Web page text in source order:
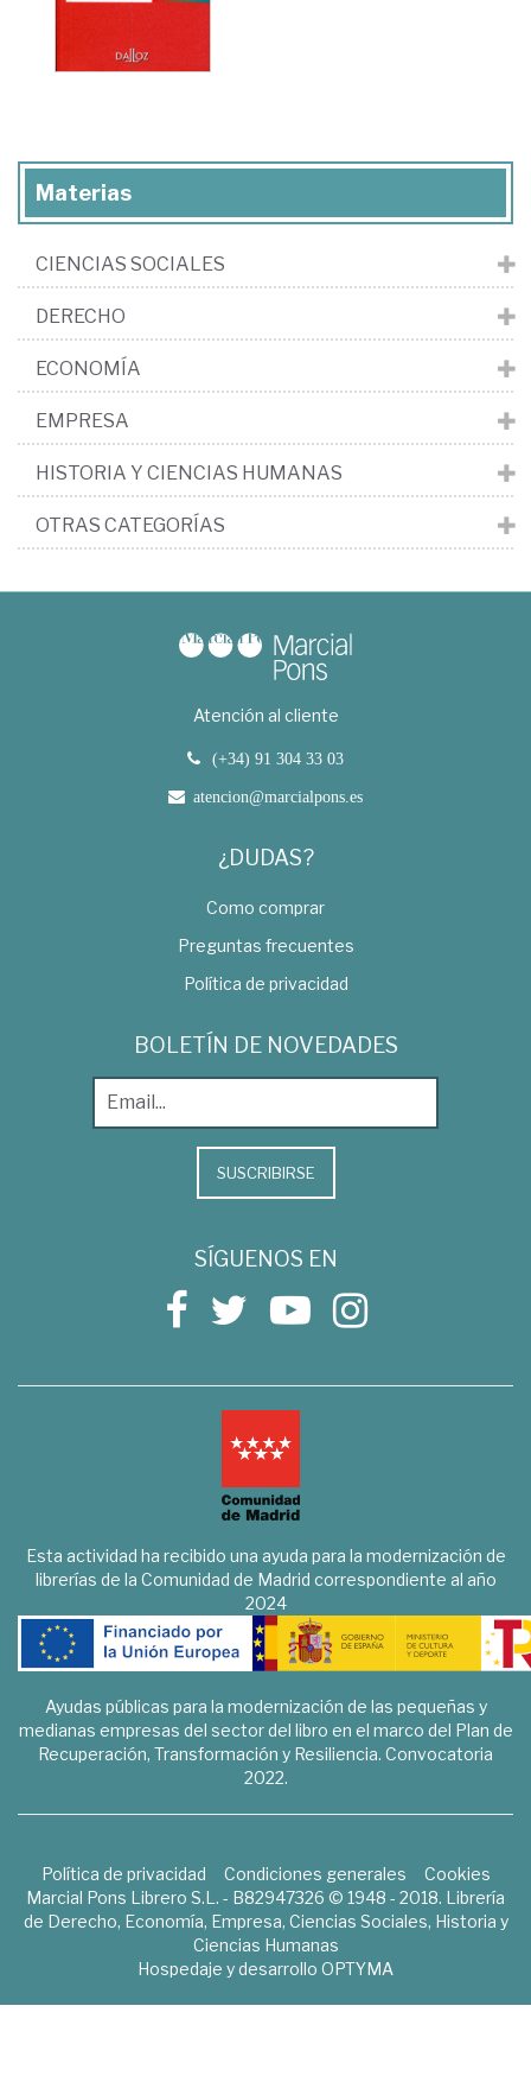
Materias
CIENCIAS SOCIALES
DERECHO
ECONOMÍA
EMPRESA
HISTORIA Y CIENCIAS HUMANAS
OTRAS CATEGORÍAS
Atención al cliente
(+34) 91 304 33 03
atencion@marcialpons.es
¿DUDAS?
Como comprar
Preguntas frecuentes
Política de privacidad
BOLETÍN DE NOVEDADES
SUSCRIBIRSE
SÍGUENOS EN
Esta actividad ha recibido una ayuda para la modernización de
librerías de la Comunidad de Madrid correspondiente al año
2024
Ayudas públicas para la modernización de las pequeñas y
medianas empresas del sector del libro en el marco del Plan de
Recuperación, Transformación y Resiliencia. Convocatoria
2022.
Política de privacidad Condiciones generales
Cookies
Marcial Pons Librero S.L. - B82947326 © 1948 - 2018. Librería
de Derecho, Economía, Empresa, Ciencias Sociales, Historia y
Ciencias Humanas
Hospedaje y desarrollo OPTYMA